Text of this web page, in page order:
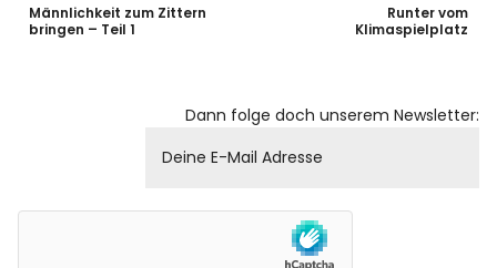
Männlichkeit zum Zittern
bringen – Teil 1
Runter vom
Klimaspielplatz
Dann folge doch unserem Newsletter: